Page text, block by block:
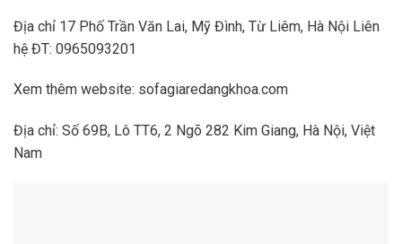
Địa chỉ 17 Phố Trần Văn Lai, Mỹ Đình, Từ Liêm, Hà Nội Liên
hệ ĐT: 0965093201
Xem thêm website: sofagiaredangkhoa.com
Địa chỉ: Số 69B, Lô TT6, 2 Ngõ 282 Kim Giang, Hà Nội, Việt
Nam